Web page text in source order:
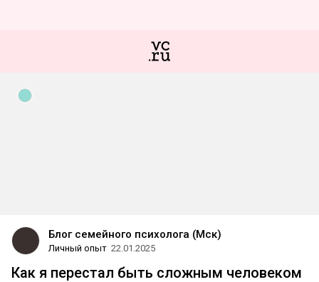
Блог семейного психолога (Мск)
Личный опыт 22.01.2025
Как я перестал быть сложным человеком